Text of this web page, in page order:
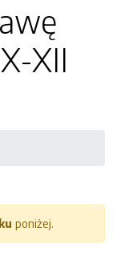
XII
poniżej.